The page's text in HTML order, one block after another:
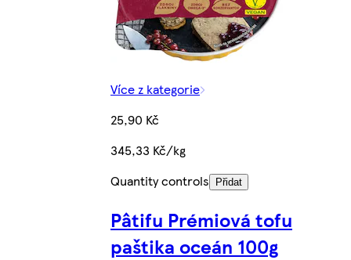
Více z kategorie
25,90 Kč
345,33 Kč/kg
Quantity controls
Přidat
Pâtifu Prémiová tofu
paštika oceán 100g